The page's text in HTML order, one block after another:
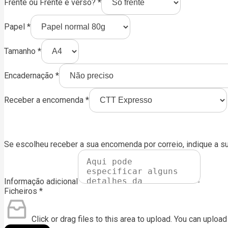
Frente ou Frente e verso? *
Papel *
Tamanho *
Encadernação *
Receber a encomenda *
Se escolheu receber a sua encomenda por correio, indique a
Informação adicional
Ficheiros *
Click or drag files to this area to upload. You can